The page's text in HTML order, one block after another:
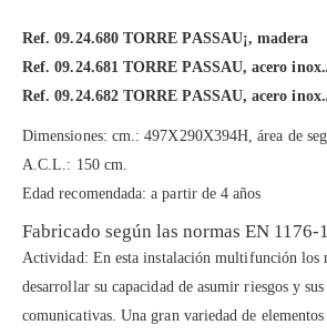
Ref. 09.24.680 TORRE PASSAU¡, madera
Ref. 09.24.681 TORRE PASSAU, acero
Ref. 09.24.682 TORRE PASSAU, acero
Dimensiones: cm.: 497X290X394H, área de
A.C.L.: 150 cm.
Edad recomendada: a partir de 4 años
Fabricado según las normas EN 1176-1
Actividad: En esta instalación multifunción los
desarrollar su capacidad de asumir riesgos y
comunicativas. Una gran variedad de